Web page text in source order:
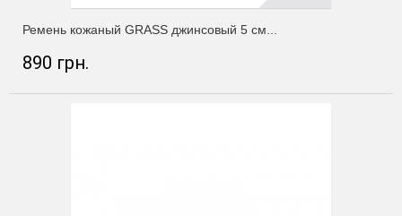
Ремень кожаный GRASS джинсовый 5 см...
890 грн.